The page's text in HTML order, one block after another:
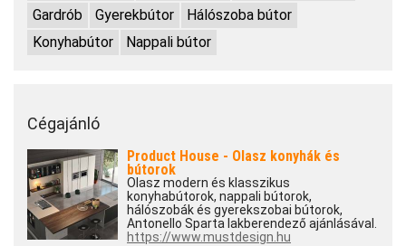
Gardrób
Gyerekbútor
Hálószoba bútor
Konyhabútor
Nappali bútor
Cégajánló
Product House - Olasz konyhák és
bútorok
Olasz modern és klasszikus
konyhabútorok, nappali bútorok,
hálószobák és gyerekszobai bútorok,
Antonello Sparta lakberendező ajánlásával.
https://www.mustdesign.hu